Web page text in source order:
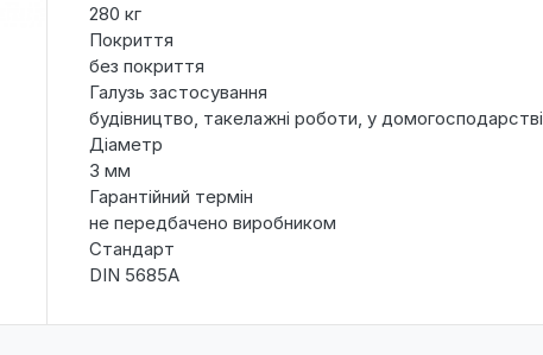
280 кг
Покриття
без покриття
Галузь застосування
будівництво, такелажні роботи, у домогосподарстві
Діаметр
3 мм
Гарантійний термін
не передбачено виробником
Стандарт
DIN 5685А